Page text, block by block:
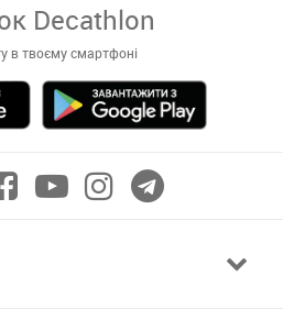
Decathlon
в твоєму смартфоні